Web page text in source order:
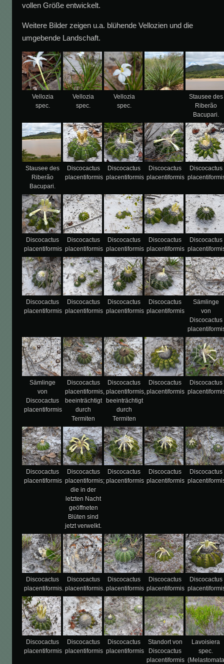
vollen Größe entwickelt.
Weitere Bilder zeigen u.a. blühende Vellozien und die
umgebende Landschaft.
Vellozia
spec.
Vellozia
spec.
Vellozia
spec.
Stausee des
Riberão
Bacupari.
Stausee des
Riberão
Bacupari.
Discocactus
placentiformis
Discocactus
placentiformis
Discocactus
placentiformis
Discocactus
Discocactus
placentiformis
Discocactus
placentiformis
Discocactus
placentiformis
Discocactus
placentiformis
Discocactus
Discocactus
placentiformis
Discocactus
placentiformis
Discocactus
placentiformis
Discocactus
placentiformis
Sämlinge
von
Discocactus
Sämlinge
von
Discocactus
placentiformis
Discocactus
placentiformis,
beeinträchtigt
durch
Termiten
Discocactus
placentiformis,
beeinträchtigt
durch
Termiten
Discocactus
placentiformis
Discocactus
Discocactus
placentiformis
Discocactus
placentiformis;
die in der
letzten Nacht
geöffneten
Blüten sind
jetzt verwelkt.
Discocactus
placentiformis
Discocactus
placentiformis
Discocactus
Discocactus
placentiformis.
Discocactus
placentiformis.
Discocactus
placentiformis
Discocactus
placentiformis
Discocactus
Discocactus
placentiformis
Discocactus
placentiformis
Discocactus
placentiformis
Standort von
Discocactus
placentiformis
Lavoisiera
spec.